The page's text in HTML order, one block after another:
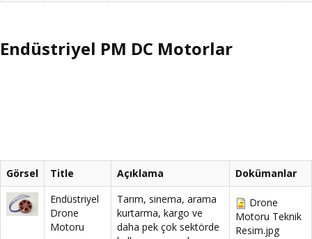
Endüstriyel PM DC Motorlar
Görsel Title Açıklama
Dokümanlar
Endüstriyel
Drone
Motoru
Tarım, sinema, arama
kurtarma, kargo ve
daha pek çok sektörde
Drone
Motoru Teknik
Resim.jpg